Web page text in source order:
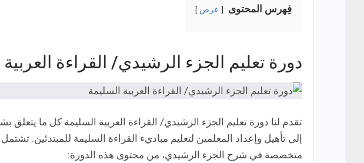
فِهرس المحتوى عرض
دورة تعليم الجزء الرشيدي/ القراءة
تقدم لنا دورة تعليم الجزء الرشيدي/ القراءة العربية السليمة كل ما
إلى تأهيل وإعداد المعلمين لتعليم مباديء القراءة السليمة للمبتدئين.
متخصصة في شرح الجزء الرشيدي، من محتوى هذه الدورة: